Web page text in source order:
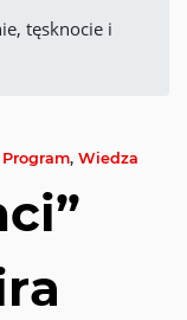
tęsknocie i
Program, Wiedza